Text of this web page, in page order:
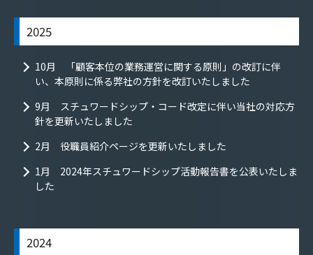
2025
10月 「顧客本位の業務運営に関する原則」の改訂に伴
い、本原則に係る弊社の方針を改訂いたしました
9月 スチュワードシップ・コード改定に伴い当社の対応方
針を更新いたしました
2月 役職員紹介ページを更新いたしました
1月 2024年スチュワードシップ活動報告書を公表いたしま
した
2024